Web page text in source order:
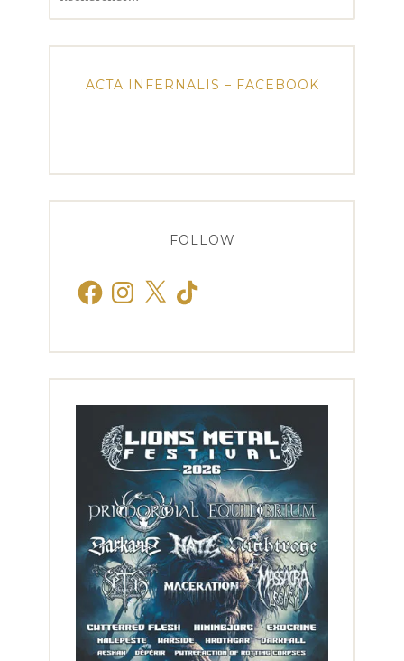
ACTA INFERNALIS – FACEBOOK
FOLLOW
FacebookInstagram
X TikTok